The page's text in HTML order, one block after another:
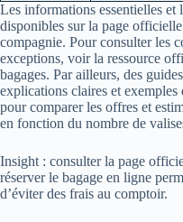
Les informations essentielles et
disponibles sur la page
compagnie. Pour consulter les
exceptions, voir la ressource
bagages. Par ailleurs, des
explications claires et
pour comparer les offres et
en fonction du nombre de
Insight : consulter la page
réserver le bagage en ligne
d’éviter des frais au comptoir.